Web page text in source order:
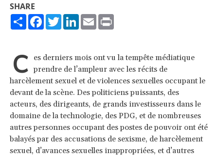
SHARE
ShareFacebook
TwitterLinkedIn
Email
C es derniers mois ont vu la tempête médiatique
prendre de l’ampleur avec les récits de
harcèlement sexuel et de violences sexuelles occupant le
devant de la scène. Des politiciens puissants, des
acteurs, des dirigeants, de grands investisseurs dans le
domaine de la technologie, des PDG, et de nombreuses
autres personnes occupant des postes de pouvoir ont été
balayés par des accusations de sexisme, de harcèlement
sexuel, d’avances sexuelles inappropriées, et d’autres